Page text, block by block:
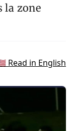
la zone
Read in English